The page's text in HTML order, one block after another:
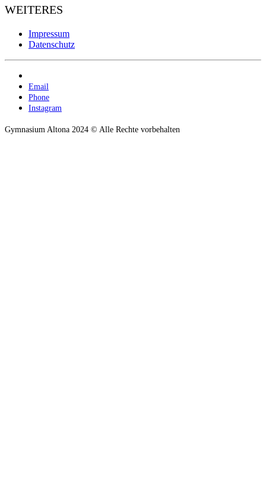
WEITERES
Impressum
Datenschutz
Email
Phone
Instagram
Gymnasium Altona 2024 © Alle Rechte vorbehalten